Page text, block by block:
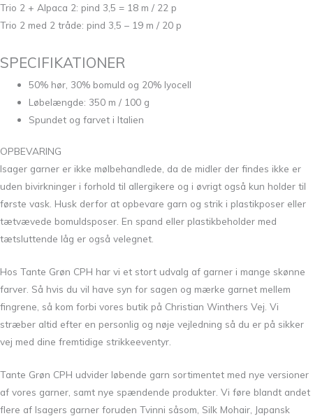
Trio 2 + Alpaca 2: pind 3,5 = 18 m / 22 p
Trio 2 med 2 tråde: pind 3,5 – 19 m / 20 p
SPECIFIKATIONER
50% hør, 30% bomuld og 20% lyocell
Løbelængde: 350 m / 100 g
Spundet og farvet i Italien
OPBEVARING
Isager garner er ikke mølbehandlede, da de midler der findes ikke er
uden bivirkninger i forhold til allergikere og i øvrigt også kun holder til
første vask. Husk derfor at opbevare garn og strik i plastikposer eller
tætvævede bomuldsposer. En spand eller plastikbeholder med
tætsluttende låg er også velegnet.
Hos Tante Grøn CPH har vi et stort udvalg af garner i mange skønne
farver. Så hvis du vil have syn for sagen og mærke garnet mellem
fingrene, så kom forbi vores butik på Christian Winthers Vej. Vi
stræber altid efter en personlig og nøje vejledning så du er på sikker
vej med dine fremtidige strikkeeventyr.
Tante Grøn CPH udvider løbende garn sortimentet med nye versioner
af vores garner, samt nye spændende produkter. Vi føre blandt andet
flere af Isagers garner foruden Tvinni såsom, Silk Mohair, Japansk